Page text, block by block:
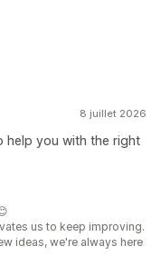
8 juillet 2026
help you with the right
us to keep improving.
ideas, we're always here